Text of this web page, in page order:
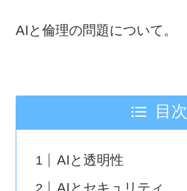
AIと倫理の問題について。
目次
AIと透明性
AIとセキュリティ